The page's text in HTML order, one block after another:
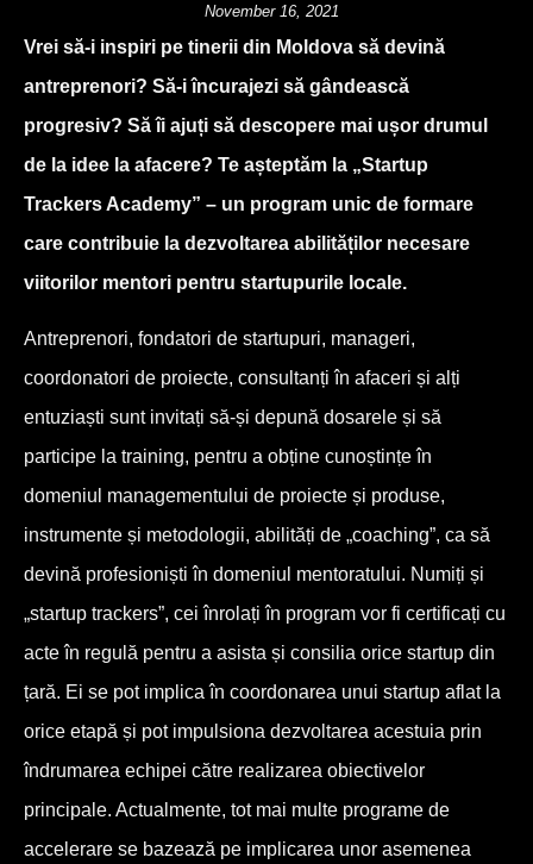
November 16, 2021
Vrei să-i inspiri pe tinerii din Moldova să devină
antreprenori? Să-i încurajezi să gândească
progresiv? Să îi ajuți să descopere mai ușor drumul
de la idee la afacere? Te așteptăm la „Startup
Trackers Academy” – un program unic de formare
care contribuie la dezvoltarea abilităților necesare
viitorilor mentori pentru startupurile locale.
Antreprenori, fondatori de startupuri, manageri,
coordonatori de proiecte, consultanți în afaceri și alți
entuziaști sunt invitați să-și depună dosarele și să
participe la training, pentru a obține cunoștințe în
domeniul managementului de proiecte și produse,
instrumente și metodologii, abilități de „coaching”, ca să
devină profesioniști în domeniul mentoratului. Numiți și
„startup trackers”, cei înrolați în program vor fi certificați cu
acte în regulă pentru a asista și consilia orice startup din
țară. Ei se pot implica în coordonarea unui startup aflat la
orice etapă și pot impulsiona dezvoltarea acestuia prin
îndrumarea echipei către realizarea obiectivelor
principale. Actualmente, tot mai multe programe de
accelerare se bazează pe implicarea unor asemenea